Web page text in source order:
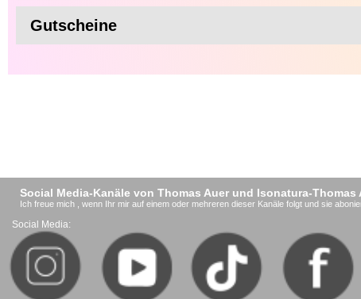
Gutscheine
Social Media-Kanäle von Thomas Auer und Isonatura-Thomas
Ich freue mich , wenn Ihr mir auf einem oder mehreren dieser Kanäle folgt und sie
Social Media: